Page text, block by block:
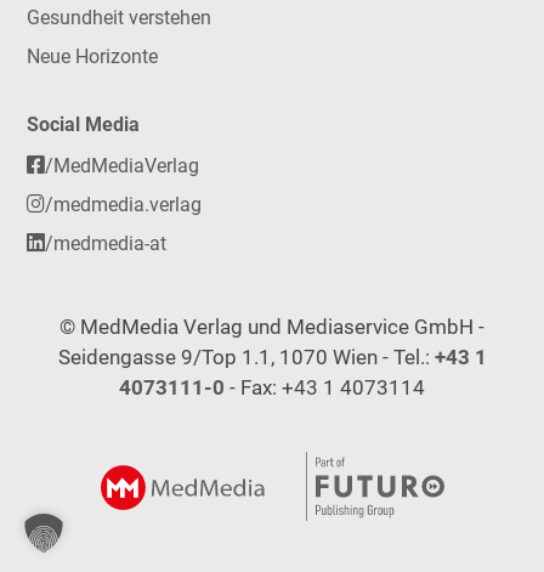
Gesundheit verstehen
Neue Horizonte
Social Media
/MedMediaVerlag
/medmedia.verlag
/medmedia-at
© MedMedia Verlag und Mediaservice GmbH -
Seidengasse 9/Top 1.1, 1070 Wien - Tel.: +43 1
4073111-0 - Fax: +43 1 4073114